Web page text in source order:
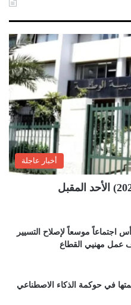
أخبار عاجلة
اجتماعاً موسعاً لإصلاح التسيير
عمل مهنيي القطاع
في حوكمة الذكاء الاصطناعي